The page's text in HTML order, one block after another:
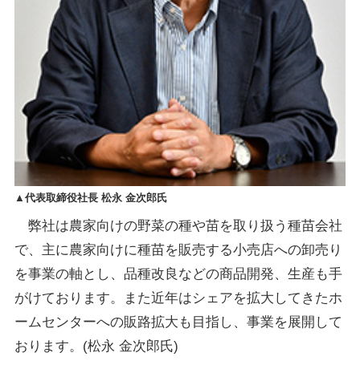
▲代表取締役社長 松永 金次郎氏
弊社は農家向けの野菜の種や苗を取り扱う種苗会社
で、主に農家向けに種苗を販売する小売店への卸売り
を事業の軸とし、品種改良などの商品開発、生産も手
がけております。また近年はシェアを拡大してきたホ
ームセンターへの販路拡大も目指し、事業を展開して
おります。(松永 金次郎氏)